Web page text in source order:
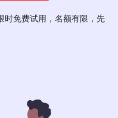
时免费试用，名额有限，先